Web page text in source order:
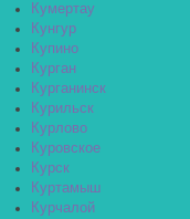
Кумертау
Кунгур
Купино
Курган
Курганинск
Курильск
Курлово
Куровское
Курск
Куртамыш
Курчалой